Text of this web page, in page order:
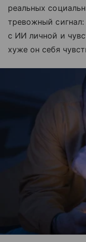
реальных
тревожный сигнал:
с ИИ личной и
хуже он себя